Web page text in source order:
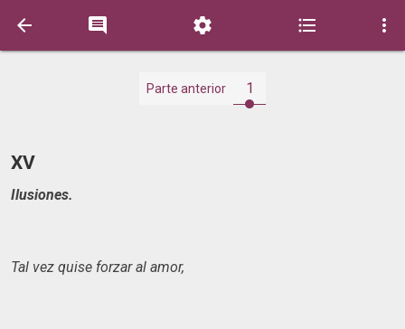
    
Parte anterior 1
XV
Ilusiones.
Tal vez quise forzar al amor,